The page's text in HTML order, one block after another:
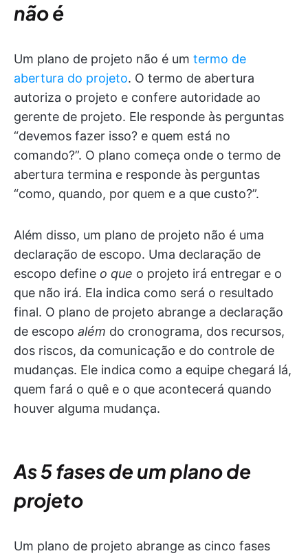
não é
Um plano de projeto não é um termo de
abertura do projeto. O termo de abertura
autoriza o projeto e confere autoridade ao
gerente de projeto. Ele responde às perguntas
“devemos fazer isso? e quem está no
comando?”. O plano começa onde o termo de
abertura termina e responde às perguntas
“como, quando, por quem e a que custo?”.
Além disso, um plano de projeto não é uma
declaração de escopo. Uma declaração de
escopo define o que o projeto irá entregar e o
que não irá. Ela indica como será o resultado
final. O plano de projeto abrange a declaração
de escopo além do cronograma, dos recursos,
dos riscos, da comunicação e do controle de
mudanças. Ele indica como a equipe chegará lá,
quem fará o quê e o que acontecerá quando
houver alguma mudança.
As 5 fases de um plano de
projeto
Um plano de projeto abrange as cinco fases